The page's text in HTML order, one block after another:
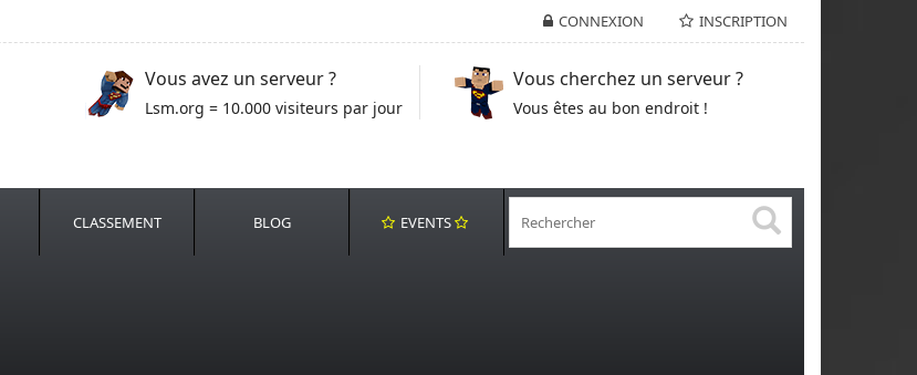
CONNEXION INSCRIPTION
Vous avez un serveur ?
Lsm.org = 10.000 visiteurs par jour
Vous cherchez un serveur ?
Vous êtes au bon endroit !
CLASSEMENT BLOG EVENTS